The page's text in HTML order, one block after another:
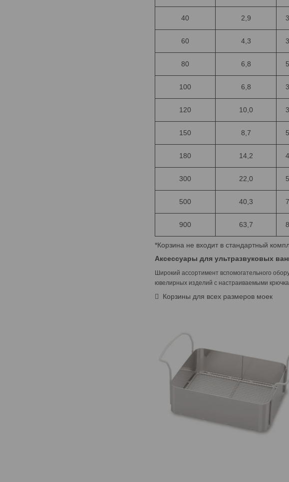
40 2,9
60 4,3
80 6,8
100 6,8
120 10,0
150 8,7
180 14,2
300 22,0
500 40,3
900 63,7
*Корзина не входит в стандартный
Аксессуары для ультразвуковых
Широкий ассортимент вспомогательного
ювелирных изделий с настраиваемыми
 Корзины для всех размеров моек